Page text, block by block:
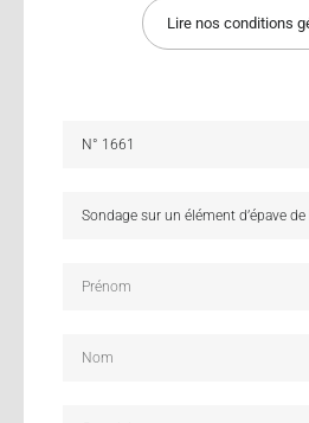
Lire nos conditions